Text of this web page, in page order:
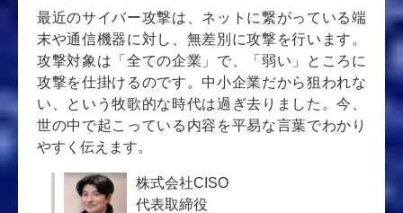
最近のサイバー攻撃は、ネットに繋がっている端
末や通信機器に対し、無差別に攻撃を行います。
攻撃対象は「全ての企業」で、「弱い」ところに
攻撃を仕掛けるのです。中小企業だから狙われな
い、という牧歌的な時代は過ぎ去りました。今、
世の中で起こっている内容を平易な言葉でわかり
やすく伝えます。
株式会社CISO
代表取締役